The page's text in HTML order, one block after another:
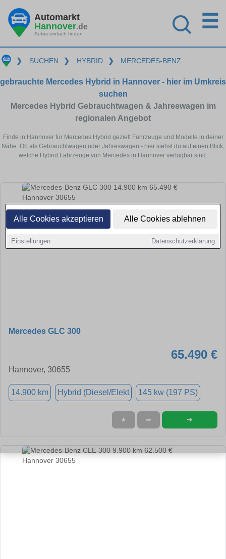
Alle Cookies akzeptieren Alle Cookies ablehnen
Einstellungen Datenschutzerklärung
Automarkt
Hannover.de
Autos einfach finden
☰
❯ SUCHEN ❯ HYBRID ❯ MERCEDES-BENZ
gebrauchte Mercedes Hybrid in Hannover - hier im Umkreis
suchen
Mercedes Hybrid Gebrauchtwagen & Jahreswagen im
regionalen Angebot
Finde in Hannover für Mercedes Hybrid gezielt Fahrzeuge und Modelle in deiner
Nähe. Ob als Gebrauchtwagen oder Jahreswagen - hier siehst du auf einen Blick,
welche Hybrid Fahrzeuge von Mercedes in Hannover verfügbar sind.
Mercedes GLC 300
65.490 €
Hannover, 30655
14.900 km Hybrid (Diesel/Elekt 145 kw (197 PS)
★ ➦ ➜